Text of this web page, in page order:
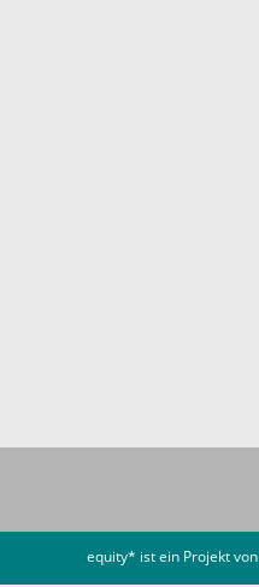
equity* ist ein Projekt von